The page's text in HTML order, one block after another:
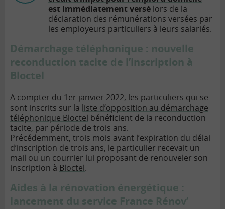
est immédiatement versé lors de la
déclaration des rémunérations versées par
les employeurs particuliers à leurs salariés.
Démarchage téléphonique : nouvelle
reconduction tacite de l’inscription à
Bloctel
A compter du 1er janvier 2022, les particuliers qui se
sont inscrits sur la liste d’opposition au démarchage
téléphonique Bloctel bénéficient de la reconduction
tacite, par période de trois ans.
Précédemment, trois mois avant l’expiration du délai
d’inscription de trois ans, le particulier recevait un
mail ou un courrier lui proposant de renouveler son
inscription à Bloctel.
Aides à la rénovation énergétique :
lancement du service France Rénov’